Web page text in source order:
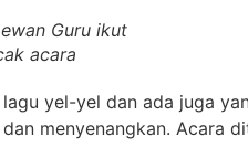
Guru ikut
acara
yel-yel dan ada juga
menyenangkan. Acara